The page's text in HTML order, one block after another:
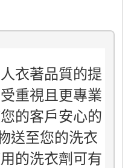
衣著品質的提
重視且更專業
的客戶安心的
送至您的洗衣
的洗衣劑可有